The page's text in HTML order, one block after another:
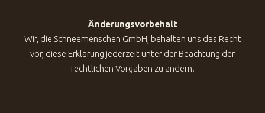
Änderungsvorbehalt
Wir, die Schneemenschen GmbH, behalten uns das Recht
vor, diese Erklärung jederzeit unter der Beachtung der
rechtlichen Vorgaben zu ändern.